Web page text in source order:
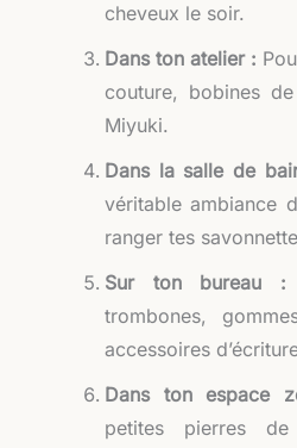
cheveux le soir.
Dans ton atelier :
couture, bobines
Miyuki.
Dans la salle de
véritable ambiance
ranger tes
Sur ton bureau :
trombones,
accessoires
Dans ton espace
petites pierres